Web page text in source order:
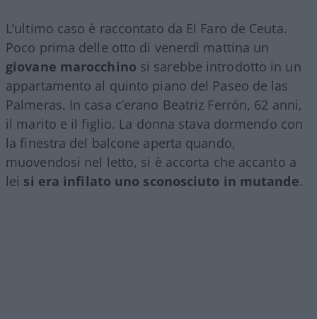
L’ultimo caso è raccontato da El Faro de Ceuta.
Poco prima delle otto di venerdì mattina un
giovane marocchino si sarebbe introdotto in un
appartamento al quinto piano del Paseo de las
Palmeras. In casa c’erano Beatriz Ferrón, 62 anni,
il marito e il figlio. La donna stava dormendo con
la finestra del balcone aperta quando,
muovendosi nel letto, si è accorta che accanto a
lei si era infilato uno sconosciuto in mutande.